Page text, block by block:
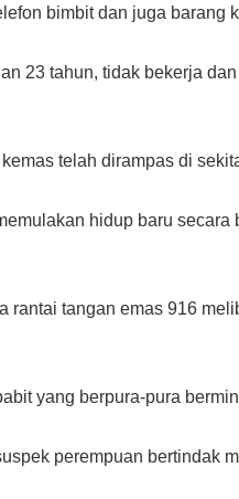
bimbit dan juga barang
23 tahun, tidak bekerja
telah dirampas di
hidup baru
tangan emas 916
yang berpura-pura
perempuan bertindak